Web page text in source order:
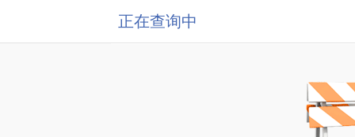
正在查询中